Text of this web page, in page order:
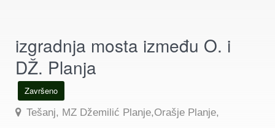
izgradnja mosta između O. i
DŽ. Planja
Završeno
Tešanj, MZ Džemilić Planje,Orašje Planje,